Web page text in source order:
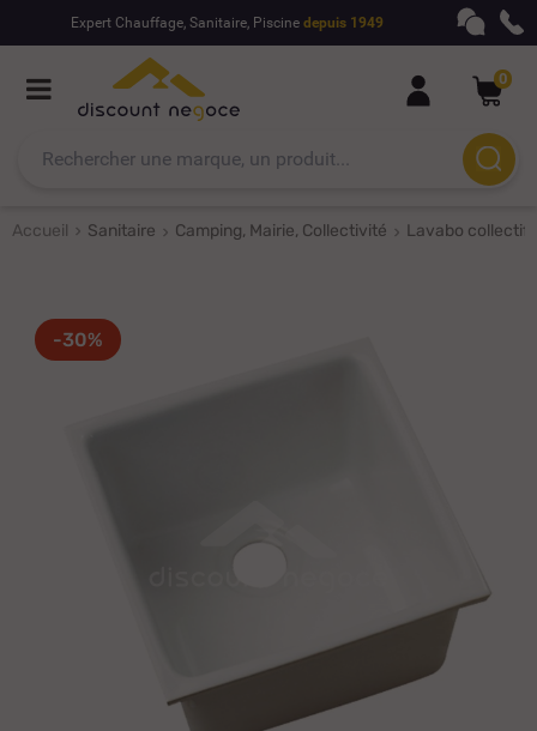
Expert Chauffage, Sanitaire, Piscine depuis 1949
0
Accueil Sanitaire Camping, Mairie, Collectivité Lavabo collectif
-30%